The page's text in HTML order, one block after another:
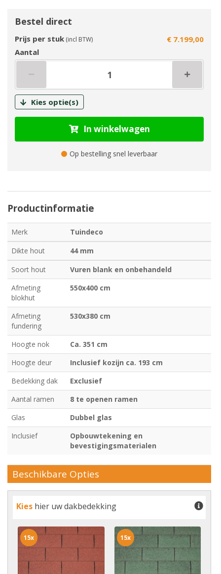
Bestel direct
Prijs per stuk (incl BTW)
€ 7.199,00
Aantal
Kies optie(s)
In winkelwagen
Op bestelling snel leverbaar
Productinformatie
Merk
Tuindeco
Dikte hout
44 mm
Soort hout
Vuren blank en onbehandeld
Afmeting
blokhut
550x400 cm
Afmeting
fundering
530x380 cm
Hoogte nok
Ca. 351 cm
Hoogte deur
Inclusief kozijn ca. 193 cm
Bedekking dak
Exclusief
Aantal ramen
8 te openen ramen
Glas
Dubbel glas
Inclusief
Opbouwtekening en
bevestigingsmaterialen
Beschikbare Opties
Kies hier uw dakbedekking
15x 15x